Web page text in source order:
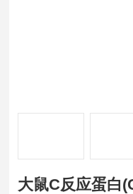
大鼠C反应蛋白